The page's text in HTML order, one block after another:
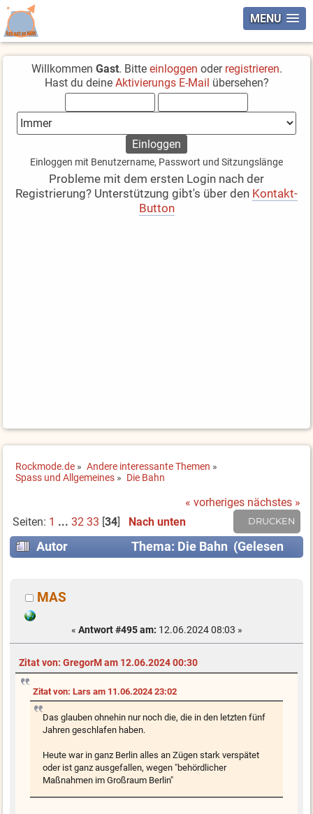
MENU
Willkommen Gast. Bitte einloggen oder registrieren.
Hast du deine Aktivierungs E-Mail übersehen?
Einloggen mit Benutzername, Passwort und Sitzungslänge
Probleme mit dem ersten Login nach der
Registrierung? Unterstützung gibt's über den Kontakt-
Button
Rockmode.de » Andere interessante Themen »
Spass und Allgemeines » Die Bahn
« vorheriges nächstes »
DRUCKEN
Seiten: 1 ... 32 33 [34] Nach unten
Autor
Thema: Die Bahn (Gelesen
MAS
« Antwort #495 am: 12.06.2024 08:03 »
Zitat von: GregorM am 12.06.2024 00:30
Zitat von: Lars am 11.06.2024 23:02
Das glauben ohnehin nur noch die, die in den letzten fünf
Jahren geschlafen haben.
Heute war in ganz Berlin alles an Zügen stark verspätet
oder ist ganz ausgefallen, wegen "behördlicher
Maßnahmen im Großraum Berlin"